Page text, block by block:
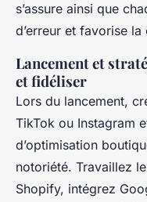
s’assure ainsi que
d’erreur et favorise la
Lancement et
et fidéliser
Lors du lancement,
TikTok ou Instagram
d’optimisation
notoriété. Travaillez
Shopify, intégrez